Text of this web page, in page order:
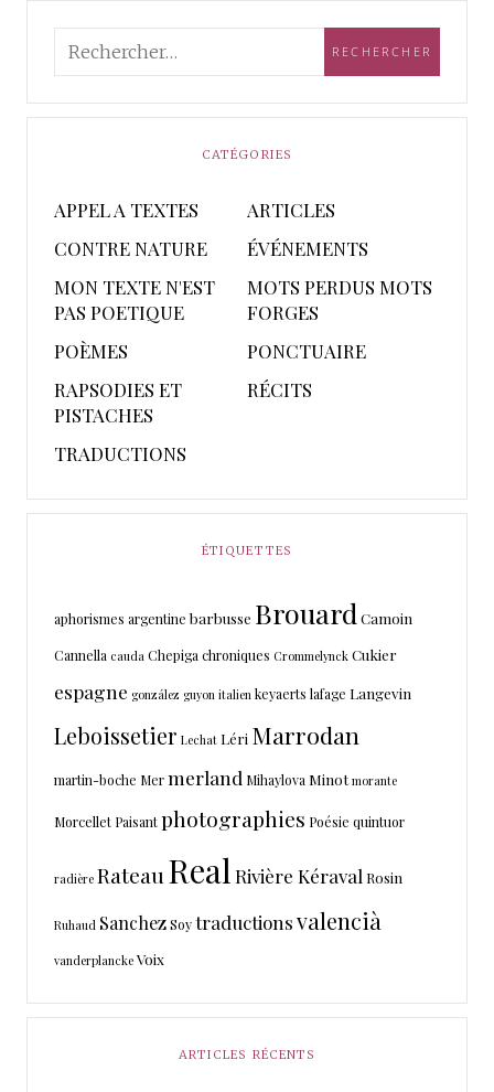
CATÉGORIES
APPEL A TEXTES
ARTICLES
CONTRE NATURE
ÉVÉNEMENTS
MON TEXTE N'EST
PAS POETIQUE
MOTS PERDUS MOTS
FORGES
POÈMES
PONCTUAIRE
RAPSODIES ET
PISTACHES
RÉCITS
TRADUCTIONS
ÉTIQUETTES
aphorismes argentine barbusse Brouard Camoin
Cannella cauda Chepigachroniques Crommelynck Cukier
espagne gonzález guyon italien keyaerts lafage Langevin
Leboissetier Lechat Léri Marrodan
martin-boche Mermerland Mihaylova Minot morante
Morcellet Paisantphotographies Poésie quintuor
radière RateauReal Rivière Kéraval Rosin
Ruhaud SanchezSoytraductionsvalencià
vanderplancke Voix
ARTICLES RÉCENTS